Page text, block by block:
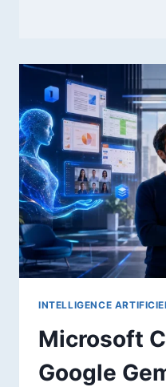
INTELLIGENCE
Microsoft
Google